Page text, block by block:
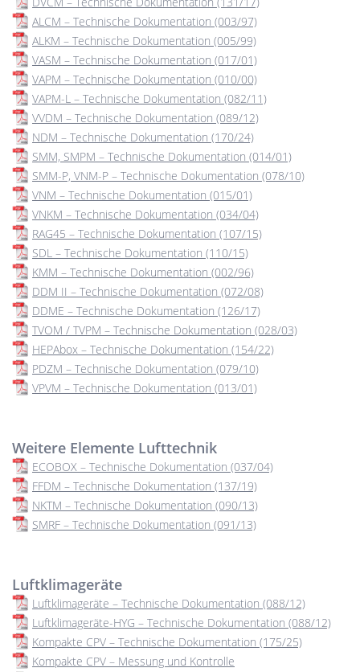
ALCM – Technische Dokumentation (003/97)
ALKM – Technische Dokumentation (005/99)
VASM – Technische Dokumentation (017/01)
VAPM – Technische Dokumentation (010/00)
VAPM-L – Technische Dokumentation (082/11)
VVDM – Technische Dokumentation (089/12)
NDM – Technische Dokumentation (170/24)
SMM, SMPM – Technische Dokumentation (014/01)
SMM-P, VNM-P – Technische Dokumentation (078/10)
VNM – Technische Dokumentation (015/01)
VNKM – Technische Dokumentation (034/04)
RAG45 – Technische Dokumentation (107/15)
SDL – Technische Dokumentation (110/15)
KMM – Technische Dokumentation (002/96)
DDM II – Technische Dokumentation (072/08)
DDME – Technische Dokumentation (126/17)
TVOM / TVPM – Technische Dokumentation (028/03)
HEPAbox – Technische Dokumentation (154/22)
PDZM – Technische Dokumentation (079/10)
VPVM – Technische Dokumentation (013/01)
Weitere Elemente Lufttechnik
ECOBOX – Technische Dokumentation (037/04)
FFDM – Technische Dokumentation (137/19)
NKTM – Technische Dokumentation (090/13)
SMRF – Technische Dokumentation (091/13)
Luftklimageräte
Luftklimageräte – Technische Dokumentation (088/12)
Luftklimageräte-HYG – Technische Dokumentation (088/12)
Kompakte CPV – Technische Dokumentation (175/25)
Kompakte CPV – Messung und Kontrolle